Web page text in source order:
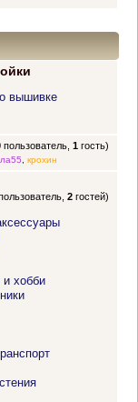
вышивке
пользователь,1 гость)
, крохин
2 гостей)
хобби